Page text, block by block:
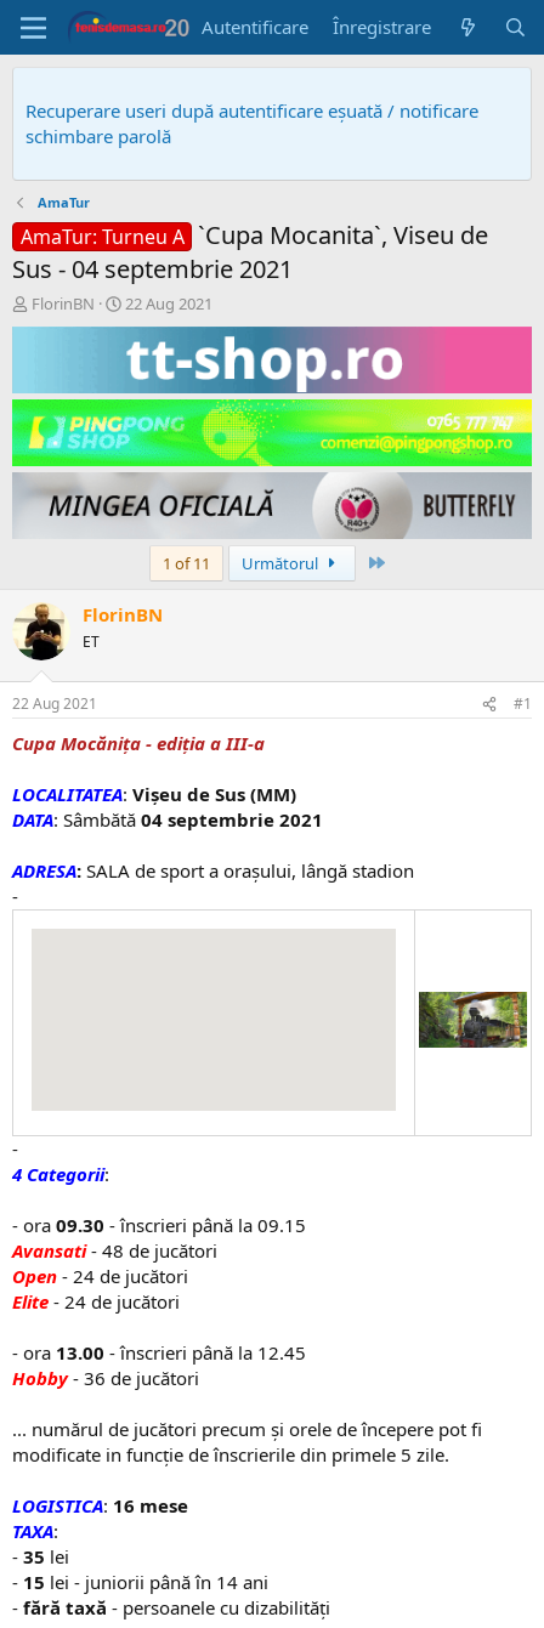
Autentificare Înregistrare
Recuperare useri după autentificare eșuată / notificare
schimbare parolă
AmaTur
AmaTur: Turneu A `Cupa Mocanita`, Viseu de
Sus - 04 septembrie 2021
A
u
r
s
u
b
i
e
FlorinBN
D
a
t
ă
c
r
e
a
r
e
22 Aug 2021
1 of 11 Următorul
FlorinBN
ET
22 Aug 2021 #1
Cupa Mocănița - ediția a III-a
LOCALITATEA: Vișeu de Sus (MM)
DATA: Sâmbătă 04 septembrie 2021
ADRESA: SALA de sport a orașului, lângă stadion
-
-
4 Categorii:
- ora 09.30 - înscrieri până la 09.15
Avansati- 48 de jucători
Open - 24 de jucători
Elite - 24 de jucători
- ora 13.00 - înscrieri până la 12.45
Hobby- 36 de jucători
... numărul de jucători precum și orele de începere pot fi
modificate in funcție de înscrierile din primele 5 zile.
LOGISTICA: 16 mese
TAXA:
- 35 lei
- 15 lei - juniorii până în 14 ani
- fără taxă - persoanele cu dizabilități